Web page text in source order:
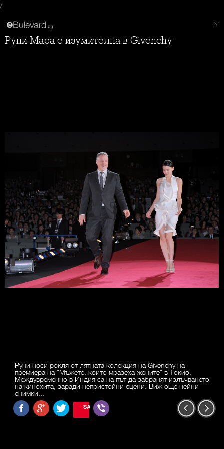
/
Руни Мара е изумителна в Givenchy
Руни носи рокля от лятната колекция на Givenchy на
премиера на "Мъжете, които мразеха жените" в Токио.
Междувременно в Индия са на път да забранят излъчването
на кинохита, заради непристойни сцени. Виж още нейни
снимки...
SAVE